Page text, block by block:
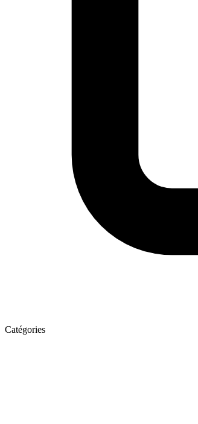
Catégories